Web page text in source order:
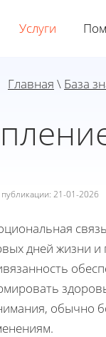
Услуги
Главная \ База
публикации: 21-01-
дней жизни и
обычно